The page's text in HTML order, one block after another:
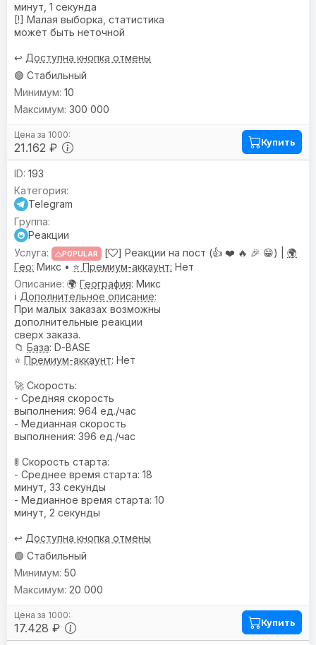
минут, 1 секунда
[!] Малая выборка, статистика
может быть неточной
↩️ Доступна кнопка отмены
🟢 Стабильный
21.162 ₽
10
300 000
Купить
193
Telegram
Реакции
POPULAR [ ] Реакции на пост (👍 ❤️ 🔥 🎉 😁) | 🌍
Гео: Микс • ⭐ Премиум-аккаунт: Нет
🌍 География: Микс
ℹ️ Дополнительное описание:
При малых заказах возможны
дополнительные реакции
сверх заказа.
📁 База: D-BASE
⭐ Премиум-аккаунт: Нет
🚀 Скорость:
- Средняя скорость
выполнения: 964 ед./час
- Медианная скорость
выполнения: 396 ед./час
🚦 Скорость старта:
- Среднее время старта: 18
минут, 33 секунды
- Медианное время старта: 10
минут, 2 секунды
↩️ Доступна кнопка отмены
🟢 Стабильный
17.428 ₽
50
20 000
Купить